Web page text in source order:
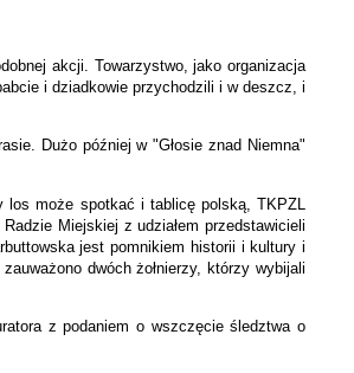
akcji. Towarzystwo, jako organizacja
i dziadkowie przychodzili i w deszcz, i
Dużo później w "Głosie znad Niemna"
los może spotkać i tablicę polską, TKPZL
Miejskiej z udziałem przedstawicieli
jest pomnikiem historii i kultury i
dwóch żołnierzy, którzy wybijali
z podaniem o wszczęcie śledztwa o